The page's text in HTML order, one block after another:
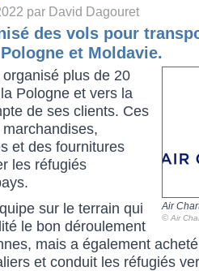
par David Dagouret
des vols pour
et Moldavie.
Air
© Air
plus de 20
Pologne et vers la
de ses clients. Ces
et des fournitures
les réfugiés
sur le terrain qui
le bon déroulement
mais a également
et conduit les réfugiés